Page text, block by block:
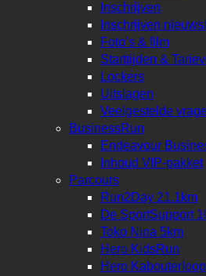
Inschrijven
Inschrijven
Foto’s & film
Starttijden &
Lockers
Uitslagen
Veelgestelde
BusinessRun
Endeavour
Inhoud VIP-pakket
Parcours
Run2Day 21.1km
De SportSupport
Toko Nina 5km
Hero KidsRun
Hero Kabouterloop